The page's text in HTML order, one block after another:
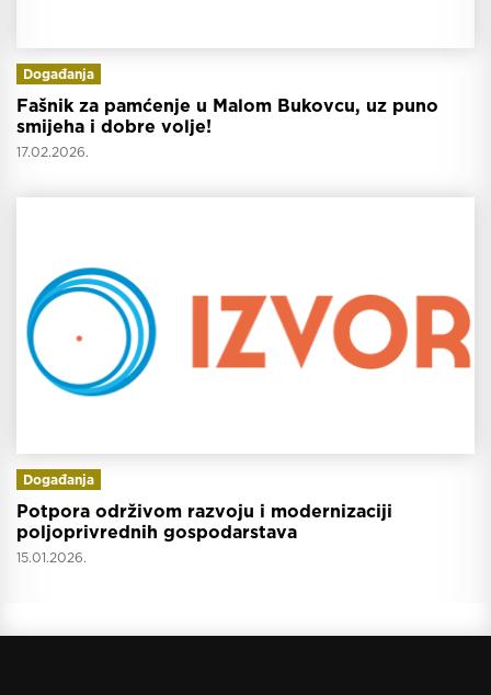
Događanja
Fašnik za pamćenje u Malom Bukovcu, uz puno
smijeha i dobre volje!
17.02.2026.
Događanja
Potpora održivom razvoju i modernizaciji
poljoprivrednih gospodarstava
15.01.2026.